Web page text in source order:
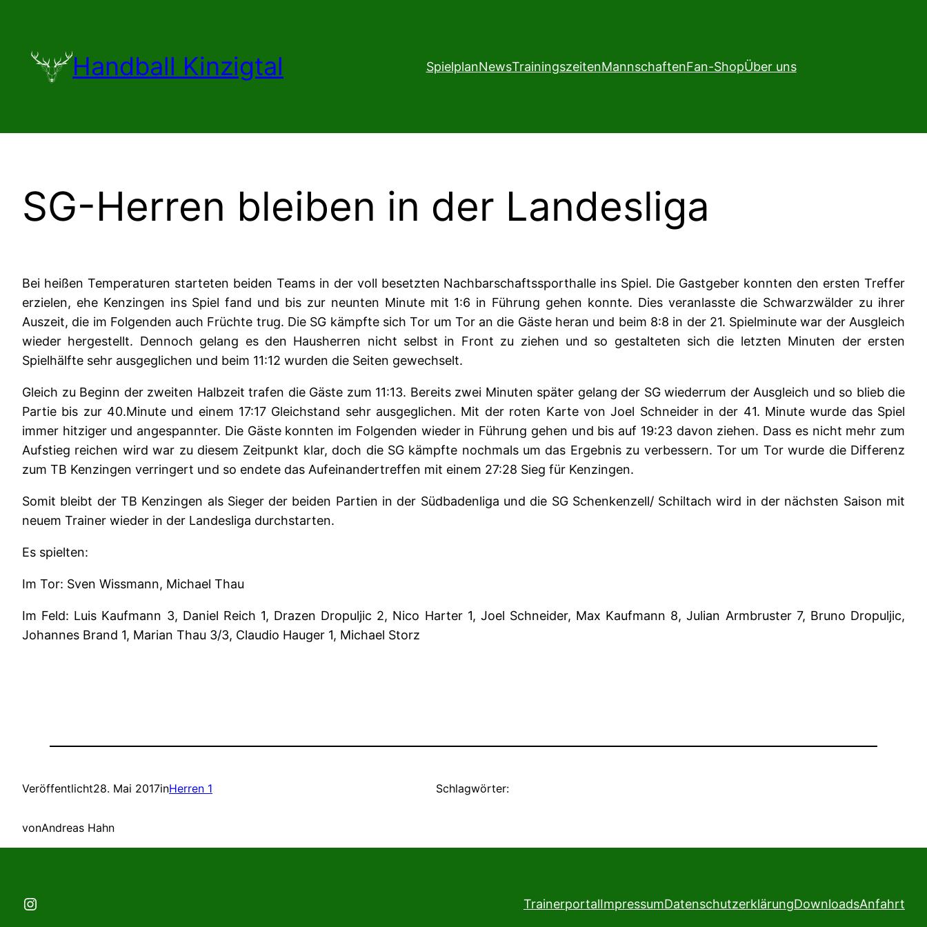
Handball Kinzigtal SpielplanNewsTrainingszeitenMannschaftenFan-ShopÜber uns
SG-Herren bleiben in der Landesliga
Bei heißen Temperaturen starteten beiden Teams in der voll besetzten Nachbarschaftssporthalle ins Spiel. Die Gastgeber konnten den ersten Treffer
erzielen, ehe Kenzingen ins Spiel fand und bis zur neunten Minute mit 1:6 in Führung gehen konnte. Dies veranlasste die Schwarzwälder zu ihrer
Auszeit, die im Folgenden auch Früchte trug. Die SG kämpfte sich Tor um Tor an die Gäste heran und beim 8:8 in der 21. Spielminute war der Ausgleich
wieder hergestellt. Dennoch gelang es den Hausherren nicht selbst in Front zu ziehen und so gestalteten sich die letzten Minuten der ersten
Spielhälfte sehr ausgeglichen und beim 11:12 wurden die Seiten gewechselt.
Gleich zu Beginn der zweiten Halbzeit trafen die Gäste zum 11:13. Bereits zwei Minuten später gelang der SG wiederrum der Ausgleich und so blieb die
Partie bis zur 40.Minute und einem 17:17 Gleichstand sehr ausgeglichen. Mit der roten Karte von Joel Schneider in der 41. Minute wurde das Spiel
immer hitziger und angespannter. Die Gäste konnten im Folgenden wieder in Führung gehen und bis auf 19:23 davon ziehen. Dass es nicht mehr zum
Aufstieg reichen wird war zu diesem Zeitpunkt klar, doch die SG kämpfte nochmals um das Ergebnis zu verbessern. Tor um Tor wurde die Differenz
zum TB Kenzingen verringert und so endete das Aufeinandertreffen mit einem 27:28 Sieg für Kenzingen.
Somit bleibt der TB Kenzingen als Sieger der beiden Partien in der Südbadenliga und die SG Schenkenzell/ Schiltach wird in der nächsten Saison mit
neuem Trainer wieder in der Landesliga durchstarten.
Es spielten:
Im Tor: Sven Wissmann, Michael Thau
Im Feld: Luis Kaufmann 3, Daniel Reich 1, Drazen Dropuljic 2, Nico Harter 1, Joel Schneider, Max Kaufmann 8, Julian Armbruster 7, Bruno Dropuljic,
Johannes Brand 1, Marian Thau 3/3, Claudio Hauger 1, Michael Storz
Veröffentlicht28. Mai 2017inHerren 1
vonAndreas Hahn
Schlagwörter:
Instagram TrainerportalImpressumDatenschutzerklärungDownloadsAnfahrt